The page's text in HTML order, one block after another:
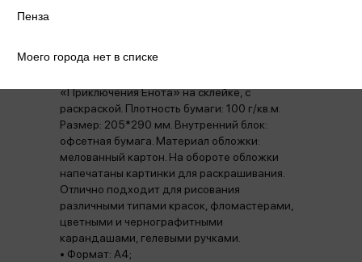
«Приключения Енота» на склейке, с
раскраской. Плотность бумаги: 100 г/кв.м.
Размер: 205*290 мм. Внутренний блок:
офсетная бумага. Материал обложки:
мелованный картон. На обороте обложки
напечатаны картинки для раскрашивания.
Отлично подходит для рисования
различными типами красок, фломастерами,
цветными и чернографитными
карандашами, гелевыми ручками.
• Формат: А4;
Пенза
Моего города нет в списке